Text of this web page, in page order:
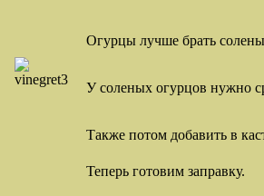
Огурцы лучше брать
У соленых огурцов нужно
Также потом добавить в
Теперь готовим заправку.